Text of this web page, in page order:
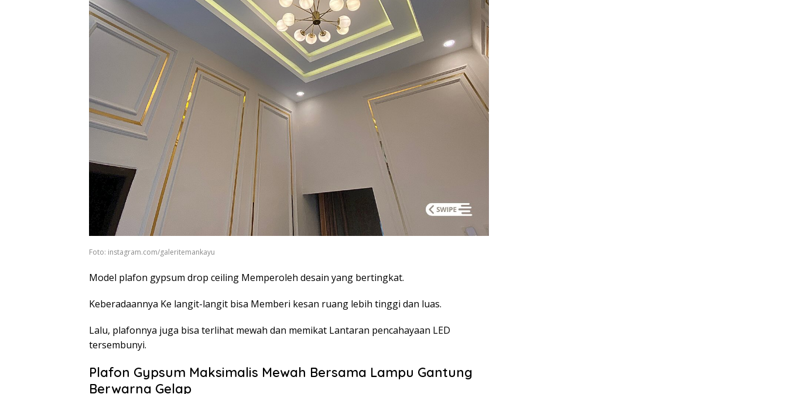
Foto: instagram.com/galeritemankayu
Model plafon gypsum drop ceiling Memperoleh desain yang bertingkat.
Keberadaannya Ke langit-langit bisa Memberi kesan ruang lebih tinggi dan luas.
Lalu, plafonnya juga bisa terlihat mewah dan memikat Lantaran pencahayaan LED
tersembunyi.
Plafon Gypsum Maksimalis Mewah Bersama Lampu Gantung
Berwarna Gelap